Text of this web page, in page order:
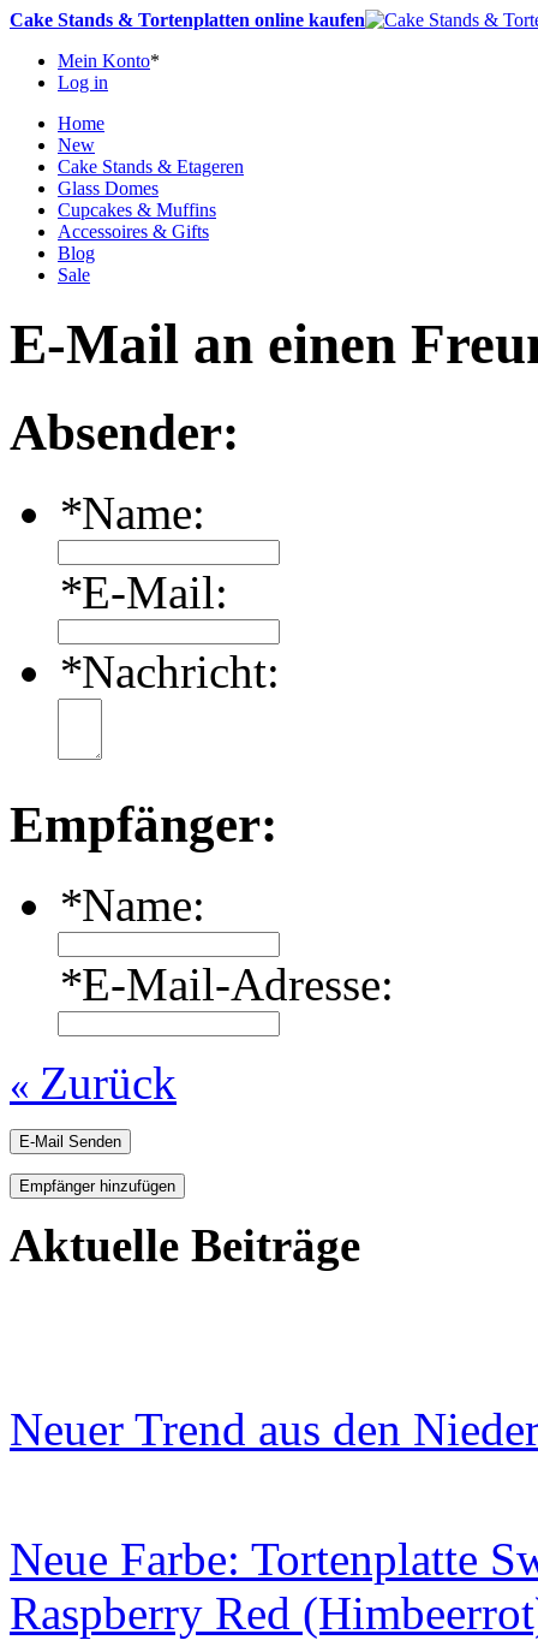
Cake Stands & Tortenplatten online kaufen
Mein Konto*
Log in
Home
New
Cake Stands & Etageren
Glass Domes
Cupcakes & Muffins
Accessoires & Gifts
Blog
Sale
E-Mail an einen
Absender:
*Name:
*E-Mail:
*Nachricht:
Empfänger:
*Name:
*E-Mail-Adresse:
« Zurück
E-Mail Senden
Empfänger hinzufügen
Aktuelle Beiträge
Neuer Trend aus den
Neue Farbe: Tortenplatte
Raspberry Red